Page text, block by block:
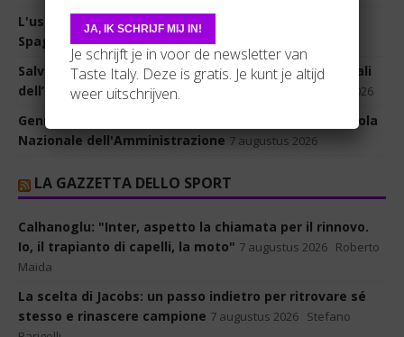
L'uscita di Salvini: “Fermate decine di irregolari dalla
Spagna”. Ma sono 14 e non da Ceuta
Salvini torna a Bollate da Roggero: “Per le spese legali
dell’orafo chiederemo aiuto agli italiani”
7 augustus 2026
Gennaro Terracciano nominato Presidente della Scuola
Nazionale dell'Amministrazione 7 augustus 2026
LA GAZZETTA DELLO SPORT
Calhanoglu: "Inter, aspetto la chiamata per il rinnovo.
Io, il trapianto di capelli, la moto" 7 augustus 2026 Roberto
Maida
La scelta di Jacobs: un passo indietro per ritrovare sé
stesso e rinascere campione 7 augustus 2026 Stefano
Je schrijft je in voor de newsletter van
Taste Italy. Deze is gratis. Je kunt je altijd
weer uitschrijven.